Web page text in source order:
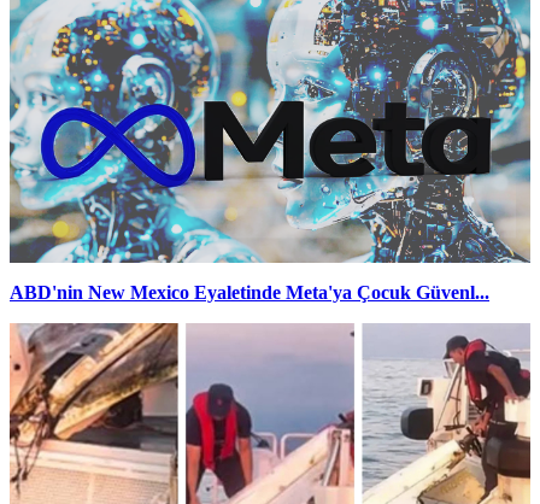
ABD'nin New Mexico Eyaletinde Meta'ya Çocuk Güvenl...